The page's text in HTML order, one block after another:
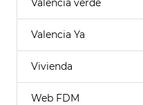
Valencia Ya
Vivienda
Web FDM